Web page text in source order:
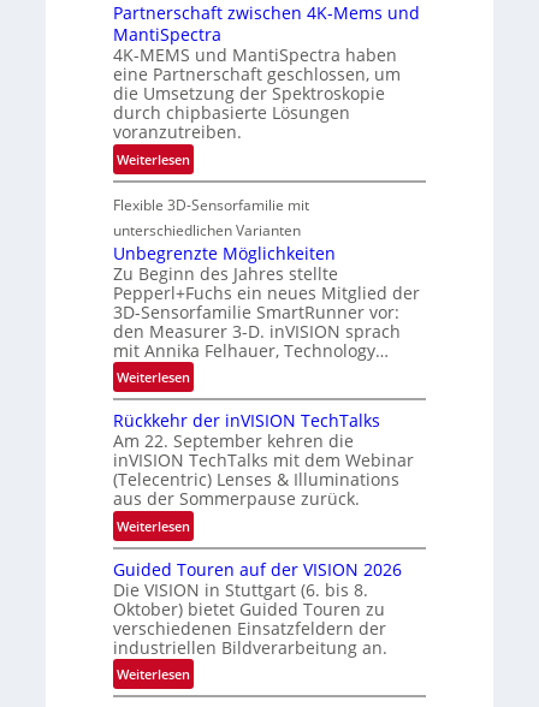
a
f
i
e
n
L
u
f
t
-
u
n
d
R
a
u
m
f
a
h
r
t
t
e
c
h
n
i
k
z
i
n
E
M
E
A
-
g
i
o
n
Partnerschaft zwischen 4K-Mems und
MantiSpectra
4K-MEMS und MantiSpectra haben
eine Partnerschaft geschlossen, um
die Umsetzung der Spektroskopie
durch chipbasierte Lösungen
voranzutreiben.
Weiterlesen:
P
a
r
t
n
e
r
s
c
h
t
z
w
i
s
c
h
e
n
4
K
Flexible 3D-Sensorfamilie mit
unterschiedlichen Varianten
Unbegrenzte Möglichkeiten
Zu Beginn des Jahres stellte
Pepperl+Fuchs ein neues Mitglied der
3D-Sensorfamilie SmartRunner vor:
den Measurer 3-D. inVISION sprach
mit Annika Felhauer, Technology…
Weiterlesen:
U
n
b
e
g
r
e
z
t
e
M
ö
g
Rückkehr der inVISION TechTalks
Am 22. September kehren die
inVISION TechTalks mit dem Webinar
(Telecentric) Lenses & Illuminations
aus der Sommerpause zurück.
Weiterlesen:
R
ü
c
k
k
e
h
Guided Touren auf der VISION 2026
Die VISION in Stuttgart (6. bis 8.
Oktober) bietet Guided Touren zu
verschiedenen Einsatzfeldern der
industriellen Bildverarbeitung an.
Weiterlesen:
G